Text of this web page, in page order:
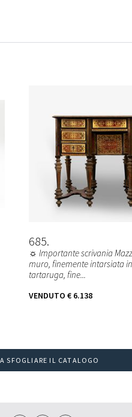
685
☼ Importante scrivania
muro, finemente intarsiata
tartaruga, fine...
VENDUTO € 6.138
SFOGLIARE IL CATALOGO